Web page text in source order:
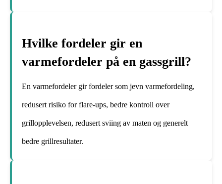
Hvilke fordeler gir en
varmefordeler på en gassgrill?
En varmefordeler gir fordeler som jevn varmefordeling,
redusert risiko for flare-ups, bedre kontroll over
grillopplevelsen, redusert sviing av maten og generelt
bedre grillresultater.